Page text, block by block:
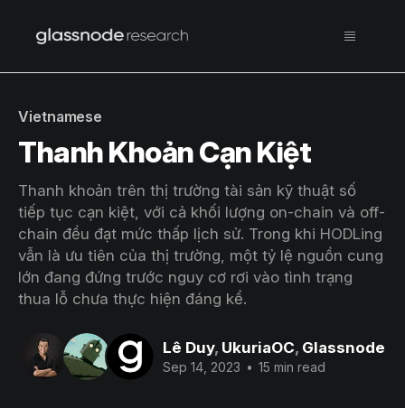
Vietnamese
Thanh Khoản Cạn Kiệt
Thanh khoản trên thị trường tài sản kỹ thuật số
tiếp tục cạn kiệt, với cả khối lượng on-chain và off-
chain đều đạt mức thấp lịch sử. Trong khi HODLing
vẫn là ưu tiên của thị trường, một tỷ lệ nguồn cung
lớn đang đứng trước nguy cơ rơi vào tình trạng
thua lỗ chưa thực hiện đáng kể.
Lê Duy, UkuriaOC, Glassnode
Sep 14, 2023 • 15 min read